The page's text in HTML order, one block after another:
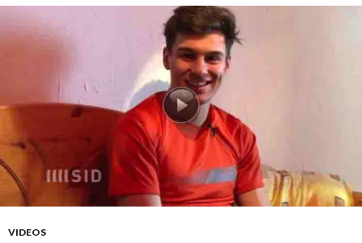
VIDEOS